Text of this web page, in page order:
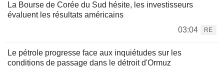
La Bourse de Corée du Sud hésite, les investisseurs
évaluent les résultats américains
03:04
RE
Le pétrole progresse face aux inquiétudes sur les
conditions de passage dans le détroit d'Ormuz